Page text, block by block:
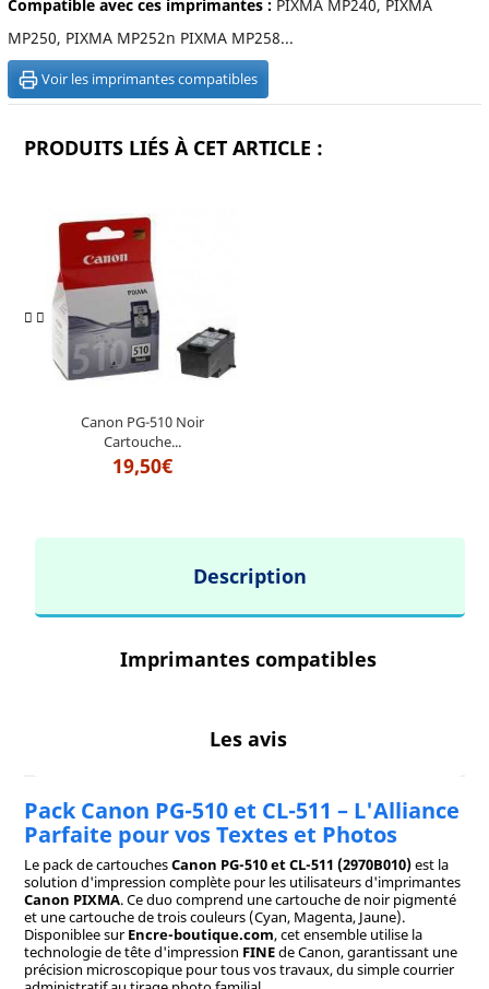
Compatible avec ces imprimantes : PIXMA MP240, PIXMA
MP250, PIXMA MP252n PIXMA MP258...
Voir les imprimantes compatibles
PRODUITS LIÉS À CET ARTICLE :
Canon PG-510 Noir
Cartouche...
19,50€
Description
Imprimantes compatibles
Les avis
Pack Canon PG-510 et CL-511 – L'Alliance
Parfaite pour vos Textes et Photos
Le pack de cartouchesCanon PG-510 et CL-511 (2970B010)est la
solution d'impression complète pour les utilisateurs d'imprimantes
Canon PIXMA. Ce duo comprend une cartouche de noir pigmenté
et une cartouche de trois couleurs (Cyan, Magenta, Jaune).
Disponiblee surEncre-boutique.com, cet ensemble utilise la
technologie de tête d'impression FINEde Canon, garantissant une
précision microscopique pour tous vos travaux, du simple courrier